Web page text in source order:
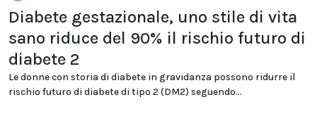
Diabete gestazionale, uno stile di vita
sano riduce del 90% il rischio futuro di
diabete 2
Le donne con storia di diabete in gravidanza possono ridurre il
rischio futuro di diabete di tipo 2 (DM2) seguendo...